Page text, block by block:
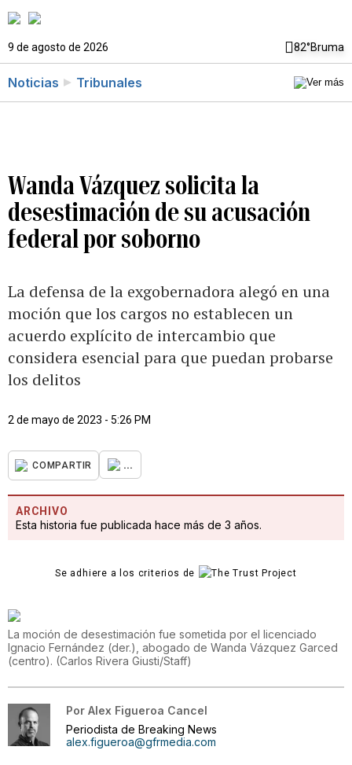
9 de agosto de 2026 82°Bruma
Noticias Tribunales
Wanda Vázquez solicita la
desestimación de su acusación
federal por soborno
La defensa de la exgobernadora alegó en una
moción que los cargos no establecen un
acuerdo explícito de intercambio que
considera esencial para que puedan probarse
los delitos
2 de mayo de 2023 - 5:26 PM
COMPARTIR ...
ARCHIVO
Esta historia fue publicada hace más de 3 años.
Se adhiere a los criterios de
La moción de desestimación fue sometida por el licenciado
Ignacio Fernández (der.), abogado de Wanda Vázquez Garced
(centro). (Carlos Rivera Giusti/Staff)
Por Alex Figueroa Cancel
Periodista de Breaking News
alex.figueroa@gfrmedia.com